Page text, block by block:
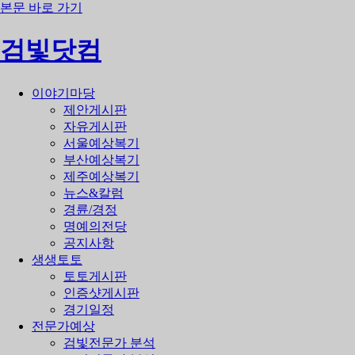
본문 바로 가기
검빛닷컴
이야기마당
제안게시판
자유게시판
서울예상복기
부산예상복기
제주예상복기
뉴스&칼럼
경륜/경정
명예의전당
공지사항
생생토토
토토게시판
인증샷게시판
경기일정
전문가예상
검빛전문가 분석